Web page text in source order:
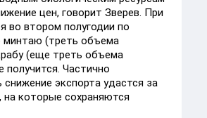
цен, говорит Зверев. При
во втором полугодии по
минтаю (треть объема
(еще треть объема
получится. Частично
экспорта удастся за
на которые сохраняются